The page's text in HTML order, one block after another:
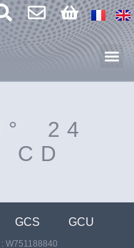
24
CD
W751188840
GCS GCU